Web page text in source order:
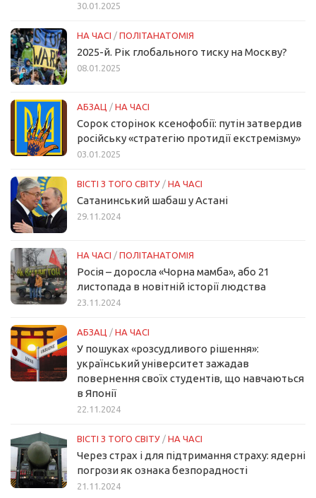
30.01.2025
НА ЧАСІ / ПОЛІТАНАТОМІЯ
2025-й. Рік глобального тиску на Москву?
08.01.2025
АБЗАЦ / НА ЧАСІ
Сорок сторінок ксенофобії: путін затвердив
російську «стратегію протидії екстремізму»
03.01.2025
ВІСТІ З ТОГО СВІТУ / НА ЧАСІ
Сатанинський шабаш у Астані
29.11.2024
НА ЧАСІ / ПОЛІТАНАТОМІЯ
Росія – доросла «Чорна мамба», або 21
листопада в новітній історії людства
23.11.2024
АБЗАЦ / НА ЧАСІ
У пошуках «розсудливого рішення»:
український університет зажадав
повернення своїх студентів, що навчаються
в Японії
22.11.2024
ВІСТІ З ТОГО СВІТУ / НА ЧАСІ
Через страх і для підтримання страху: ядерні
погрози як ознака безпорадності
21.11.2024